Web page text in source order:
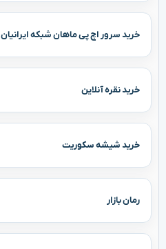
خرید سرور اچ پی ماهان شبکه ایرانیان
خرید نقره آنلاین
خرید شیشه سکوریت
رمان بازار